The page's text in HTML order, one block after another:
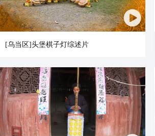
[乌当区]头堡棋子灯综述片